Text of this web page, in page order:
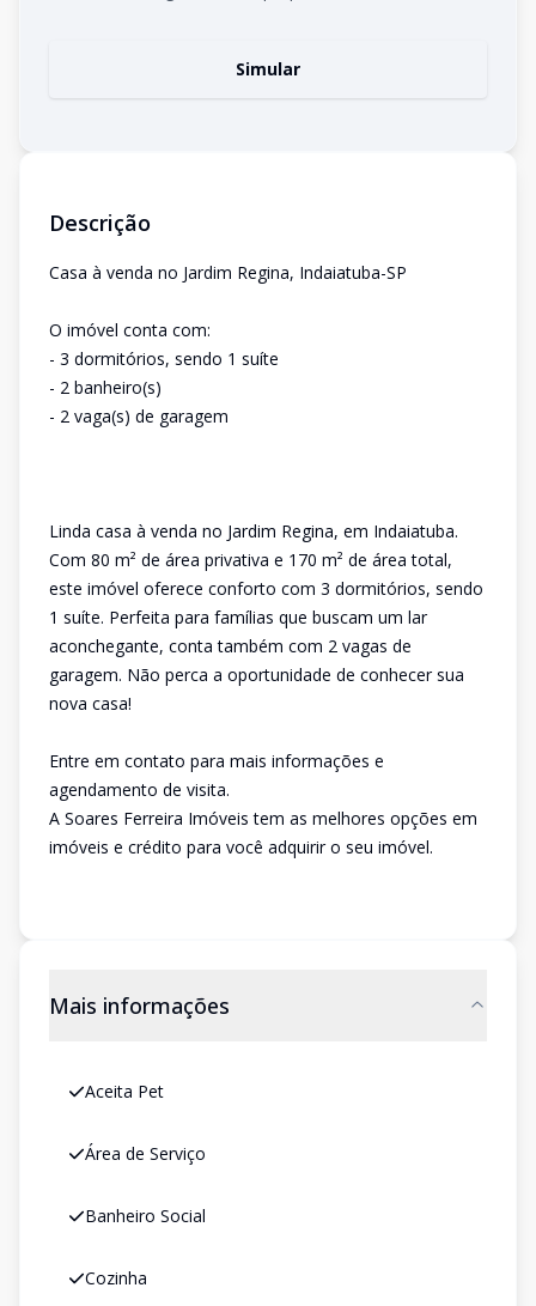
Simular
Descrição
Casa à venda no Jardim Regina, Indaiatuba-SP
O imóvel conta com:
- 3 dormitórios, sendo 1 suíte
- 2 banheiro(s)
- 2 vaga(s) de garagem
Linda casa à venda no Jardim Regina, em Indaiatuba.
Com 80 m² de área privativa e 170 m² de área total,
este imóvel oferece conforto com 3 dormitórios, sendo
1 suíte. Perfeita para famílias que buscam um lar
aconchegante, conta também com 2 vagas de
garagem. Não perca a oportunidade de conhecer sua
nova casa!
Entre em contato para mais informações e
agendamento de visita.
A Soares Ferreira Imóveis tem as melhores opções em
imóveis e crédito para você adquirir o seu imóvel.
Mais informações
Aceita Pet
Área de Serviço
Banheiro Social
Cozinha